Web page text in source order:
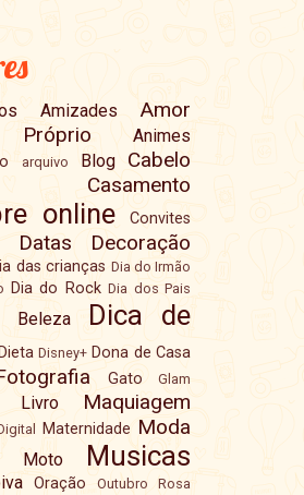
Amizades
Amor
Animes
arquivo Blog Cabelo
Casamento
online Convites
Datas Decoração
das crianças Dia do Irmão
Dia do Rock Dia dos Pais
Beleza
Dica de
Dieta Disney+ Dona de Casa
Gato Glam
Livro Maquiagem
Maternidade Moda
Moto Musicas
Oração Outubro Rosa